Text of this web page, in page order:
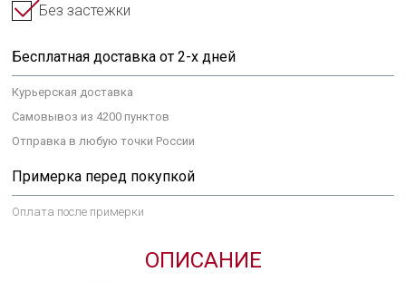
Без застежки
Бесплатная доставка от 2-х дней
Курьерская доставка
Самовывоз из 4200 пунктов
Отправка в любую точки России
Примерка перед покупкой
Оплата после примерки
ОПИСАНИЕ